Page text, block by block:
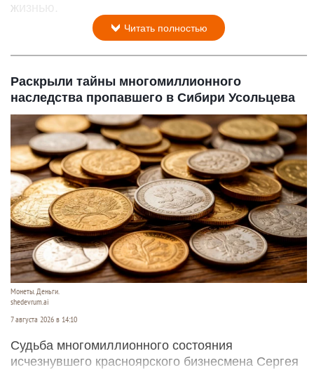
жизнью.
Читать полностью
Раскрыли тайны многомиллионного
наследства пропавшего в Сибири Усольцева
Монеты. Деньги.
shedevrum.ai
7 августа 2026 в 14:10
Судьба многомиллионного состояния
исчезнувшего красноярского бизнесмена Сергея